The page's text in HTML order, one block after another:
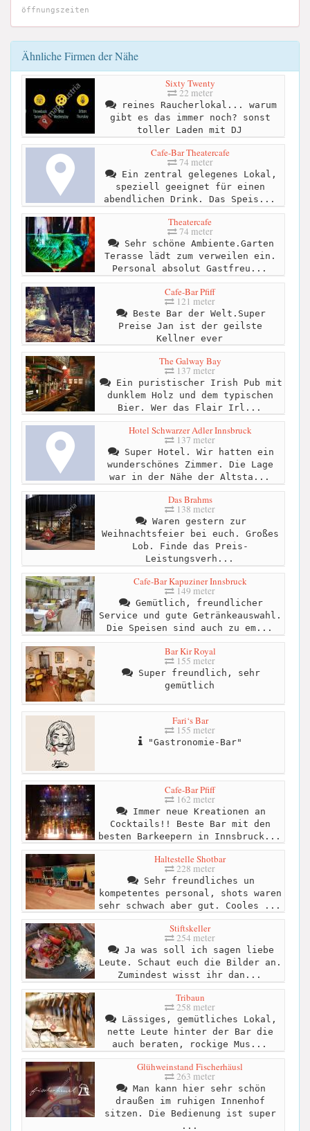
öffnungszeiten
Ähnliche Firmen der Nähe
Sixty Twenty
22 meter
reines Raucherlokal... warum
gibt es das immer noch? sonst
toller Laden mit DJ
Cafe-Bar Theatercafe
74 meter
Ein zentral gelegenes Lokal,
speziell geeignet für einen
abendlichen Drink. Das Speis...
Theatercafe
74 meter
Sehr schöne Ambiente.Garten
Terasse lädt zum verweilen ein.
Personal absolut Gastfreu...
Cafe-Bar Pfiff
121 meter
Beste Bar der Welt.Super
Preise Jan ist der geilste
Kellner ever
The Galway Bay
137 meter
Ein puristischer Irish Pub mit
dunklem Holz und dem typischen
Bier. Wer das Flair Irl...
Hotel Schwarzer Adler Innsbruck
137 meter
Super Hotel. Wir hatten ein
wunderschönes Zimmer. Die Lage
war in der Nähe der Altsta...
Das Brahms
138 meter
Waren gestern zur
Weihnachtsfeier bei euch. Großes
Lob. Finde das Preis-
Leistungsverh...
Cafe-Bar Kapuziner Innsbruck
149 meter
Gemütlich, freundlicher
Service und gute Getränkeauswahl.
Die Speisen sind auch zu em...
Bar Kir Royal
155 meter
Super freundlich, sehr
gemütlich
Fari‘s Bar
155 meter
"Gastronomie-Bar"
Cafe-Bar Pfiff
162 meter
Immer neue Kreationen an
Cocktails!! Beste Bar mit den
besten Barkeepern in Innsbruck...
Haltestelle Shotbar
228 meter
Sehr freundliches un
kompetentes personal, shots waren
sehr schwach aber gut. Cooles ...
Stiftskeller
254 meter
Ja was soll ich sagen liebe
Leute. Schaut euch die Bilder an.
Zumindest wisst ihr dan...
Tribaun
258 meter
Lässiges, gemütliches Lokal,
nette Leute hinter der Bar die
auch beraten, rockige Mus...
Glühweinstand Fischerhäusl
263 meter
Man kann hier sehr schön
draußen im ruhigen Innenhof
sitzen. Die Bedienung ist super
...